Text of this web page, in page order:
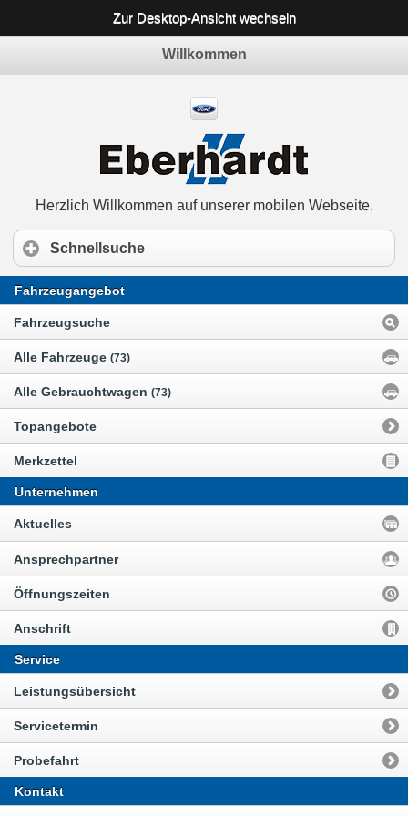
Zur Desktop-Ansicht wechseln
Willkommen
Herzlich Willkommen auf unserer mobilen Webseite.
Schnellsuche
Fahrzeugangebot
Fahrzeugsuche
Alle Fahrzeuge (73)
Alle Gebrauchtwagen (73)
Topangebote
Merkzettel
Unternehmen
Aktuelles
Ansprechpartner
Öffnungszeiten
Anschrift
Service
Leistungsübersicht
Servicetermin
Probefahrt
Kontakt